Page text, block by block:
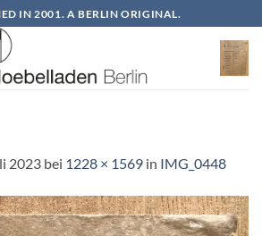
IN 2001. A BERLIN ORIGINAL.
2023 bei 1228 × 1569 in IMG_0448